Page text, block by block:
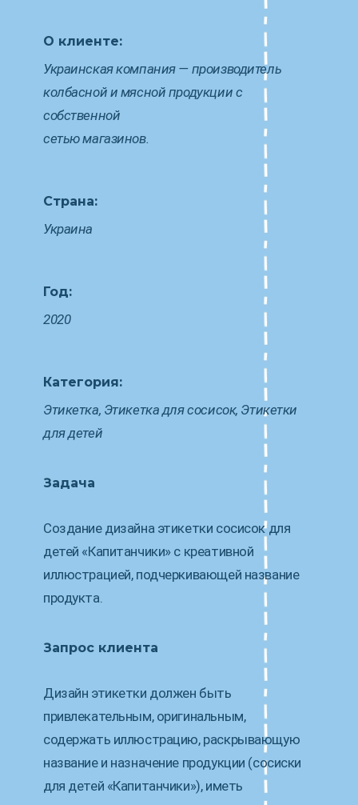
О клиенте:
Украинская компания — производитель
колбасной и мясной продукции c
собственной
сетью магазинов.
Страна:
Украина
Год:
2020
Категория:
Этикетка, Этикетка для сосисок, Этикетки
для детей
Задача
Создание дизайна этикетки сосисок для
детей «Капитанчики» с креативной
иллюстрацией, подчеркивающей название
продукта.
Запрос клиента
Дизайн этикетки должен быть
привлекательным, оригинальным,
содержать иллюстрацию, раскрывающую
название и назначение продукции (сосиски
для детей «Капитанчики»), иметь